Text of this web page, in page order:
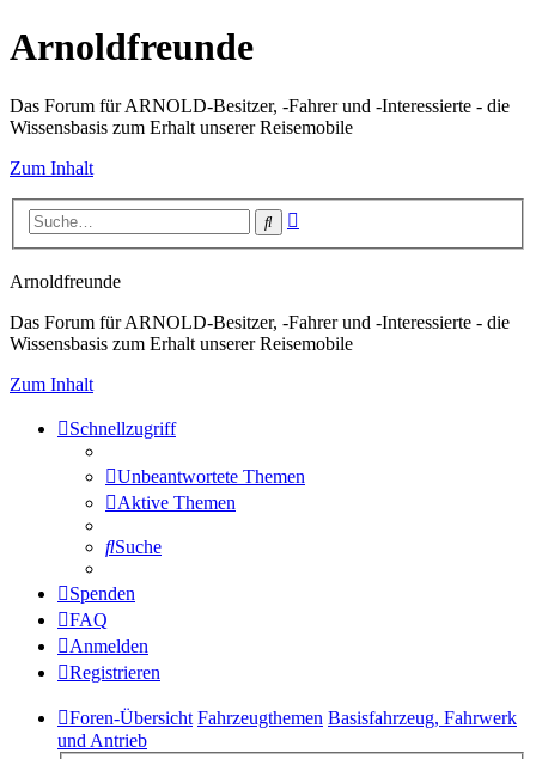
Arnoldfreunde
Das Forum für ARNOLD-Besitzer, -Fahrer und -Interessierte - die
Wissensbasis zum Erhalt unserer Reisemobile
Zum Inhalt
Suche
Arnoldfreunde
Das Forum für ARNOLD-Besitzer, -Fahrer und -Interessierte - die
Wissensbasis zum Erhalt unserer Reisemobile
Zum Inhalt
Schnellzugriff
Unbeantwortete Themen
Aktive Themen
Suche
Spenden
FAQ
Anmelden
Registrieren
Foren-Übersicht Fahrzeugthemen Basisfahrzeug, Fahrwerk
und Antrieb